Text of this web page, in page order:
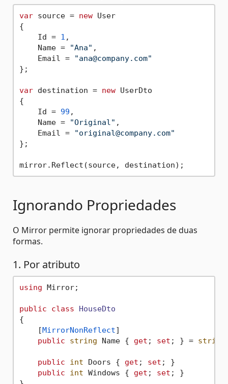
var source = new User
{
    Id =
1 ,
    Name =
"Ana" ,
    Email =
"ana@company.com"
};
var destination = new UserDto
{
    Id =
99 ,
    Name =
"Original" ,
    Email =
"original@company.com"
};
Ignorando Propriedades
O Mirror permite ignorar propriedades de duas
formas.
1. Por atributo
using Mirror;
public class
HouseDto
{
    [
MirrorNonReflect]
public
string Name { get ; set ; } = string
public int Doors { get ; set ; }
public
int Windows { get ; set ; }